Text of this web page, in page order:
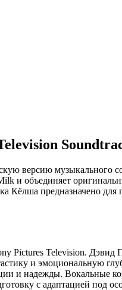
версию
и объединяет
предназначено для
Pictures Television.
и эмоциональную
и надежды. Вокальные
с адаптацией под